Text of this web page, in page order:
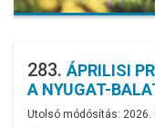
283.ÁPRILISI
A NYUGAT-
Utolsó módósítás: 2026.